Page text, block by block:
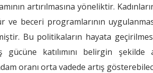
artırılmasına yöneliktir.
ve beceri programlarının
Bu politikaların hayata
katılımını belirgin şekilde
oranı orta vadede artış